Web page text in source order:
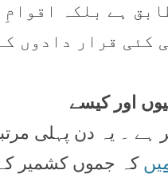
ہے بلکہ
کئی قرار دادوں
اور کیسے
کہ جموں کشمیر